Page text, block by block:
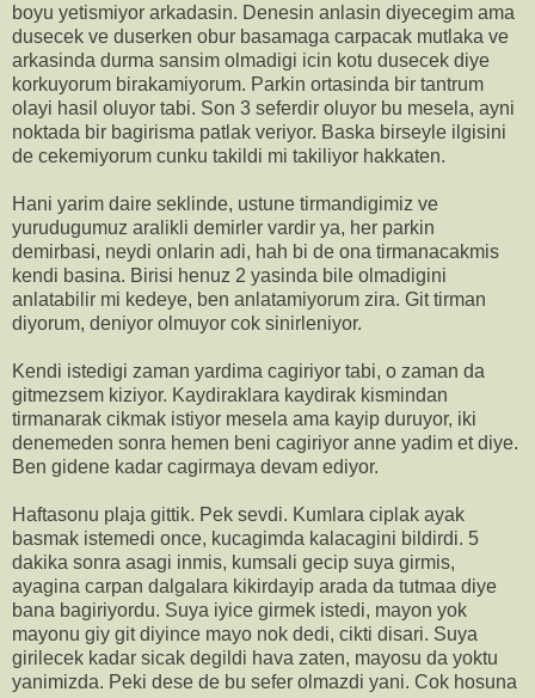
boyu yetismiyor arkadasin. Denesin anlasin diyecegim ama
dusecek ve duserken obur basamaga carpacak mutlaka ve
arkasinda durma sansim olmadigi icin kotu dusecek diye
korkuyorum birakamiyorum. Parkin ortasinda bir tantrum
olayi hasil oluyor tabi. Son 3 seferdir oluyor bu mesela, ayni
noktada bir bagirisma patlak veriyor. Baska birseyle ilgisini
de cekemiyorum cunku takildi mi takiliyor hakkaten.
Hani yarim daire seklinde, ustune tirmandigimiz ve
yurudugumuz aralikli demirler vardir ya, her parkin
demirbasi, neydi onlarin adi, hah bi de ona tirmanacakmis
kendi basina. Birisi henuz 2 yasinda bile olmadigini
anlatabilir mi kedeye, ben anlatamiyorum zira. Git tirman
diyorum, deniyor olmuyor cok sinirleniyor.
Kendi istedigi zaman yardima cagiriyor tabi, o zaman da
gitmezsem kiziyor. Kaydiraklara kaydirak kismindan
tirmanarak cikmak istiyor mesela ama kayip duruyor, iki
denemeden sonra hemen beni cagiriyor anne yadim et diye.
Ben gidene kadar cagirmaya devam ediyor.
Haftasonu plaja gittik. Pek sevdi. Kumlara ciplak ayak
basmak istemedi once, kucagimda kalacagini bildirdi. 5
dakika sonra asagi inmis, kumsali gecip suya girmis,
ayagina carpan dalgalara kikirdayip arada da tutmaa diye
bana bagiriyordu. Suya iyice girmek istedi, mayon yok
mayonu giy git diyince mayo nok dedi, cikti disari. Suya
girilecek kadar sicak degildi hava zaten, mayosu da yoktu
yanimizda. Peki dese de bu sefer olmazdi yani. Cok hosuna